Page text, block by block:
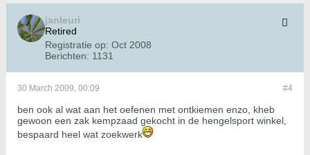
janleuri
Retired
Registratie op: Oct 2008
Berichten: 1131
#4
30 March 2009, 00:09
ben ook al wat aan het oefenen met ontkiemen enzo, kheb
gewoon een zak kempzaad gekocht in de hengelsport winkel,
bespaard heel wat zoekwerk